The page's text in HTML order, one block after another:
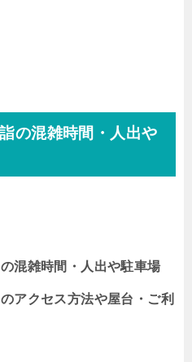
の混雑時間・人出や
混雑時間・人出や駐車場
アクセス方法や屋台・ご利